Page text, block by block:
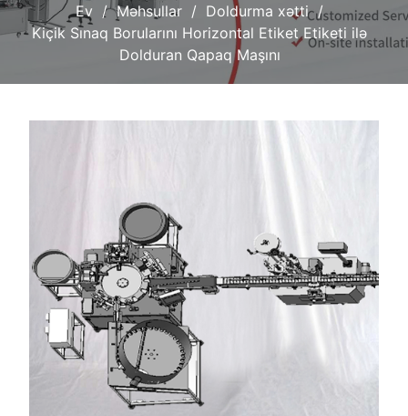
Ev Məhsullar
Doldurma xətti
Kiçik Sınaq Borularını Horizontal Etiket Etiketi ilə
Dolduran Qapaq Maşını